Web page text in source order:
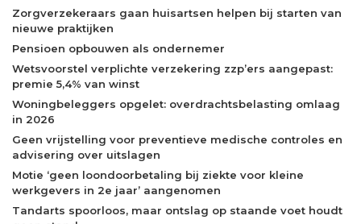
Zorgverzekeraars gaan huisartsen helpen bij starten van
nieuwe praktijken
Pensioen opbouwen als ondernemer
Wetsvoorstel verplichte verzekering zzp’ers aangepast:
premie 5,4% van winst
Woningbeleggers opgelet: overdrachtsbelasting omlaag
in 2026
Geen vrijstelling voor preventieve medische controles en
advisering over uitslagen
Motie ‘geen loondoorbetaling bij ziekte voor kleine
werkgevers in 2e jaar’ aangenomen
Tandarts spoorloos, maar ontslag op staande voet houdt